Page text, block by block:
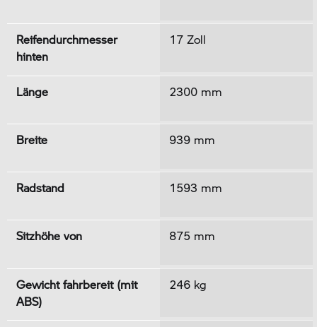
Reifendurchmesser
hinten
17 Zoll
Länge 2300 mm
Breite 939 mm
Radstand 1593 mm
Sitzhöhe von 875 mm
Gewicht fahrbereit (mit
ABS)
246 kg